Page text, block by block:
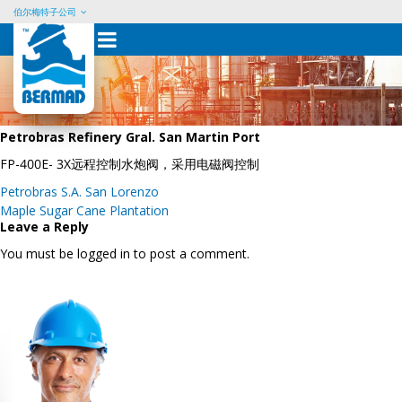
Skip
content
伯尔梅特子公司
Petrobras Refinery Gral. San Martin Port
FP-400E- 3X远程控制水炮阀，采用电磁阀控制
Post
navigation
Petrobras S.A. San Lorenzo
Maple Sugar Cane Plantation
Leave a Reply
You must be logged in to post a comment.